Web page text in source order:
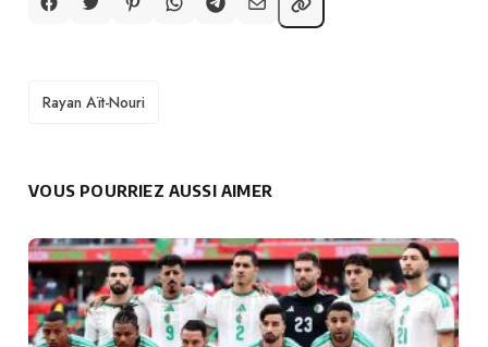
Rayan Aït-Nouri
VOUS POURRIEZ AUSSI AIMER